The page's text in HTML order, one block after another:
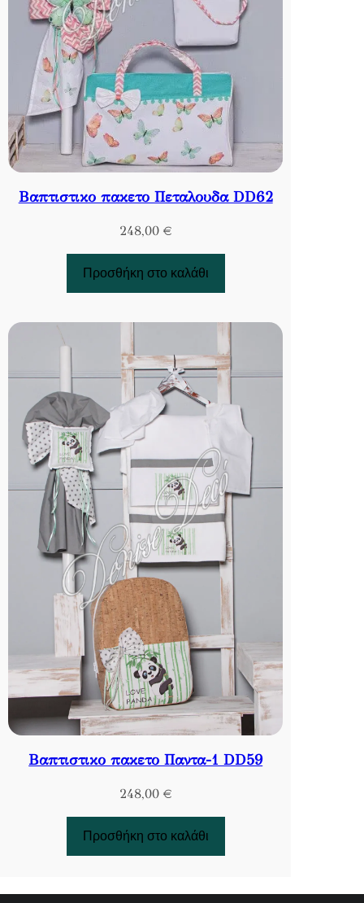
Βαπτιστικο πακετο Πεταλουδα DD62
248,00 €
Προσθήκη στο καλάθι
Βαπτιστικο πακετο Παντα-1 DD59
248,00 €
Προσθήκη στο καλάθι